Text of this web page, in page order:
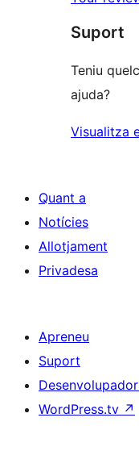
estrelles
Suport
Teniu
ajuda?
Visualitza
Quant a
Notícies
Allotjament
Privadesa
Apreneu
Suport
WordPress.tv ↗